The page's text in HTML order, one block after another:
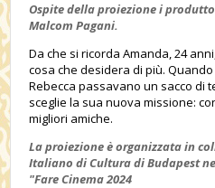
Ospite della proiezione i
Malcom Pagani.
Da che si ricorda Amanda, 24
cosa che desidera di più.
Rebecca passavano un sacco di
sceglie la sua nuova missione:
migliori amiche.
La proiezione è organizzata in
Italiano di Cultura di Budapest
"Fare Cinema 2024